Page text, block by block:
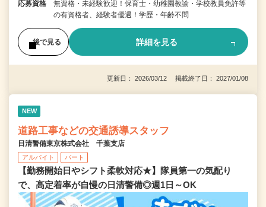
応募資格
無資格・未経験歓迎！保育士・幼稚園教諭・学校教員免許等
の有資格者、経験者優遇！学歴・年齢不問
後で見る 詳細を見る
更新日： 2026/03/12 掲載終了日： 2027/01/08
NEW
道路工事などの交通誘導スタッフ
日清警備東京株式会社 千葉支店
アルバイト パート
【勤務開始日やシフト柔軟対応★】隊員第一の気配り
で、高定着率が自慢の日清警備◎週1日～OK